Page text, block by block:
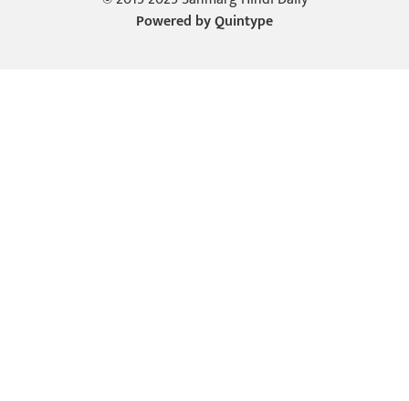
Powered byQuintype